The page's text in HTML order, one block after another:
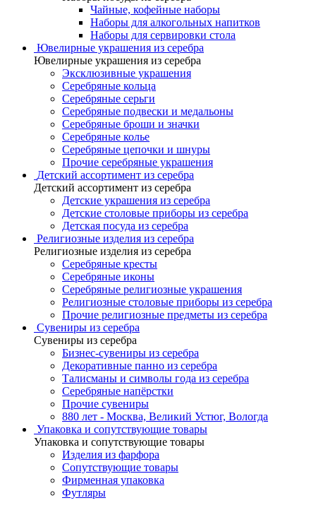
Чайные, кофейные наборы
Наборы для алкогольных напитков
Наборы для сервировки стола
Ювелирные украшения из серебра
Ювелирные украшения из серебра
Эксклюзивные украшения
Серебряные кольца
Серебряные серьги
Серебряные подвески и медальоны
Серебряные броши и значки
Серебряные колье
Серебряные цепочки и шнуры
Прочие серебряные украшения
Детский ассортимент из серебра
Детский ассортимент из серебра
Детские украшения из серебра
Детские столовые приборы из серебра
Детская посуда из серебра
Религиозные изделия из серебра
Религиозные изделия из серебра
Серебряные кресты
Серебряные иконы
Серебряные религиозные украшения
Религиозные столовые приборы из серебра
Прочие религиозные предметы из серебра
Сувениры из серебра
Сувениры из серебра
Бизнес-сувениры из серебра
Декоративные панно из серебра
Талисманы и символы года из серебра
Серебряные напёрстки
Прочие сувениры
880 лет - Москва, Великий Устюг, Вологда
Упаковка и сопутствующие товары
Упаковка и сопутствующие товары
Изделия из фарфора
Сопутствующие товары
Фирменная упаковка
Футляры